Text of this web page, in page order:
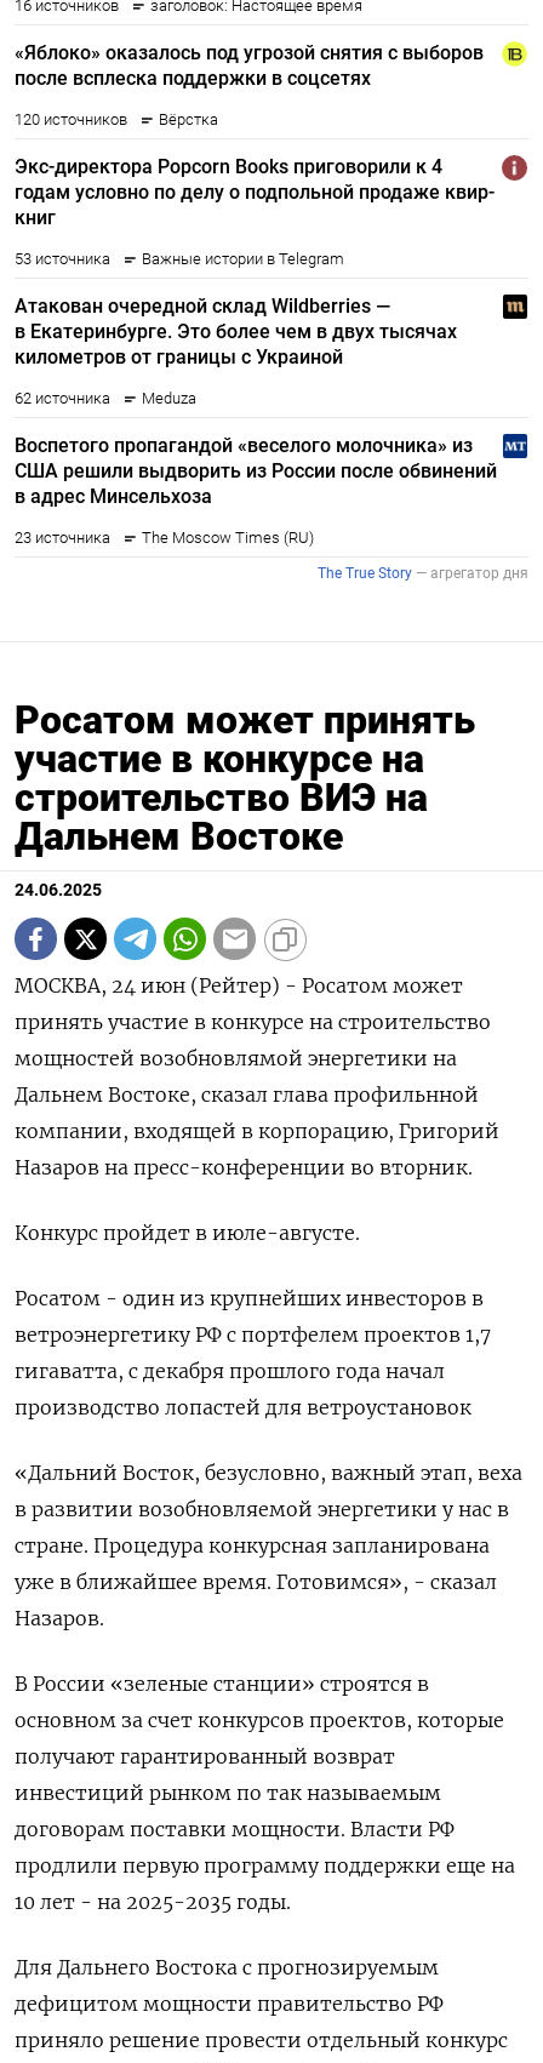
Росатом может принять
участие в конкурсе на
строительство ВИЭ на
Дальнем Востоке
24.06.2025
МОСКВА, 24 июн (Рейтер) - Росатом может
принять участие в конкурсе на строительство
мощностей возобновлямой энергетики на
Дальнем Востоке, сказал глава профильнной
компании, входящей в корпорацию, Григорий
Назаров на пресс-конференции во вторник.
Конкурс пройдет в июле-августе.
Росатом - один из крупнейших инвесторов в
ветроэнергетику РФ с портфелем проектов 1,7
гигаватта, с декабря прошлого года начал
производство лопастей для ветроустановок
«Дальний Восток, безусловно, важный этап, веха
в развитии возобновляемой энергетики у нас в
стране. Процедура конкурсная запланирована
уже в ближайшее время. Готовимся», - сказал
Назаров.
В России «зеленые станции» строятся в
основном за счет конкурсов проектов, которые
получают гарантированный возврат
инвестиций рынком по так называемым
договорам поставки мощности. Власти РФ
продлили первую программу поддержки еще на
10 лет - на 2025-2035 годы.
Для Дальнего Востока с прогнозируемым
дефицитом мощности правительство РФ
приняло решение провести отдельный конкурс